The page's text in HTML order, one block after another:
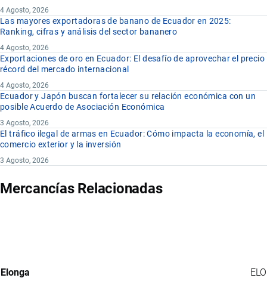
4 Agosto, 2026
Las mayores exportadoras de banano de Ecuador en 2025:
Ranking, cifras y análisis del sector bananero
4 Agosto, 2026
Exportaciones de oro en Ecuador: El desafío de aprovechar el precio
récord del mercado internacional
4 Agosto, 2026
Ecuador y Japón buscan fortalecer su relación económica con un
posible Acuerdo de Asociación Económica
3 Agosto, 2026
El tráfico ilegal de armas en Ecuador: Cómo impacta la economía, el
comercio exterior y la inversión
3 Agosto, 2026
Mercancías Relacionadas
Elonga